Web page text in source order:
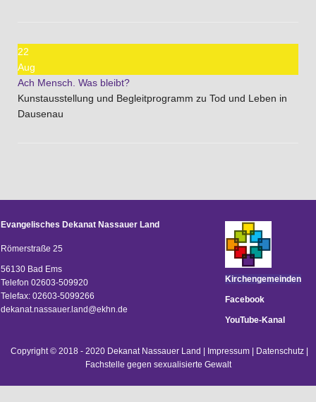
22
Aug
Ach Mensch. Was bleibt?
Kunstausstellung und Begleitprogramm zu Tod und Leben in
Dausenau
Evangelisches Dekanat Nassauer Land
Römerstraße 25
56130 Bad Ems
Telefon 02603-509920
Telefax: 02603-5099266
dekanat.nassauer.land@ekhn.de
Kirchengemeinden
Facebook
YouTube-Kanal
Copyright © 2018 - 2020 Dekanat Nassauer Land | Impressum| Datenschutz|
Fachstelle gegen sexualisierte Gewalt